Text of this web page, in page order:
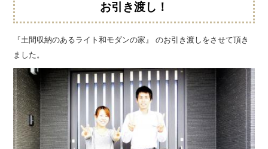
お引き渡し！
『土間収納のあるライト和モダンの家』 のお引き渡しをさせて頂き
ました。